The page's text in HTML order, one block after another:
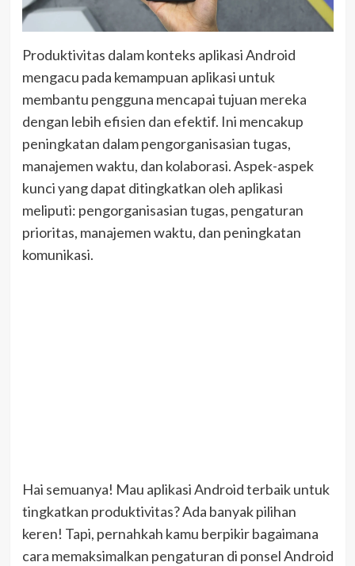
Produktivitas dalam konteks aplikasi Android
mengacu pada kemampuan aplikasi untuk
membantu pengguna mencapai tujuan mereka
dengan lebih efisien dan efektif. Ini mencakup
peningkatan dalam pengorganisasian tugas,
manajemen waktu, dan kolaborasi. Aspek-aspek
kunci yang dapat ditingkatkan oleh aplikasi
meliputi: pengorganisasian tugas, pengaturan
prioritas, manajemen waktu, dan peningkatan
komunikasi.
Hai semuanya! Mau aplikasi Android terbaik untuk
tingkatkan produktivitas? Ada banyak pilihan
keren! Tapi, pernahkah kamu berpikir bagaimana
cara memaksimalkan pengaturan di ponsel Android